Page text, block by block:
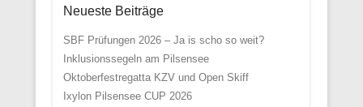
Neueste Beiträge
SBF Prüfungen 2026 – Ja is scho so weit?
Inklusionssegeln am Pilsensee
Oktoberfestregatta KZV und Open Skiff
Ixylon Pilsensee CUP 2026